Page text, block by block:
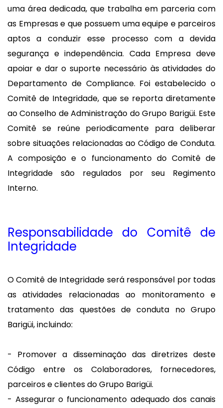
uma área dedicada, que trabalha em parceria com
as Empresas e que possuem uma equipe e parceiros
aptos a conduzir esse processo com a devida
segurança e independência. Cada Empresa deve
apoiar e dar o suporte necessário às atividades do
Departamento de Compliance. Foi estabelecido o
Comitê de Integridade, que se reporta diretamente
ao Conselho de Administração do Grupo Barigüi. Este
Comitê se reúne periodicamente para deliberar
sobre situações relacionadas ao Código de Conduta.
A composição e o funcionamento do Comitê de
Integridade são regulados por seu Regimento
Interno.
Responsabilidade do Comitê de
Integridade
O Comitê de Integridade será responsável por todas
as atividades relacionadas ao monitoramento e
tratamento das questões de conduta no Grupo
Barigüi, incluindo:
- Promover a disseminação das diretrizes deste
Código entre os Colaboradores, fornecedores,
parceiros e clientes do Grupo Barigüi.
- Assegurar o funcionamento adequado dos canais